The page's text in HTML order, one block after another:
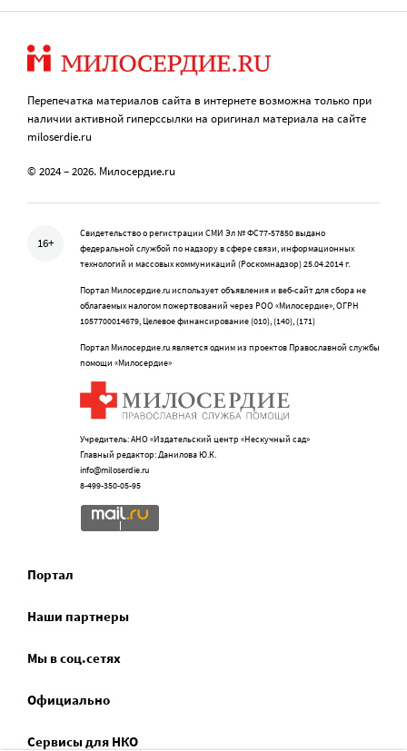
Перепечатка материалов сайта в интернете возможна только при
наличии активной гиперссылки на оригинал материала на сайте
miloserdie.ru
© 2024 – 2026. Милосердие.ru
16+
Свидетельство о регистрации СМИ Эл № ФС77-57850 выдано
федеральной службой по надзору в сфере связи, информационных
технологий и массовых коммуникаций (Роскомнадзор) 25.04.2014 г.
Портал Милосердие.ru использует объявления и веб-сайт для сбора не
облагаемых налогом пожертвований через РОО «Милосердие», ОГРН
1057700014679, Целевое финансирование (010), (140), (171)
Портал Милосердие.ru является одним из проектов Православной службы
помощи «Милосердие»
Учредитель: АНО «Издательский центр «Нескучный сад»
Главный редактор: Данилова Ю.К.
info@miloserdie.ru
8-499-350-05-95
Портал
Наши партнеры
Мы в соц.сетях
Официально
Сервисы для НКО